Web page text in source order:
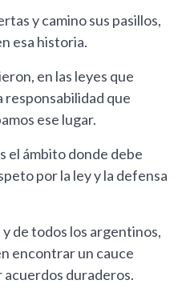
y camino sus pasillos,
esa historia.
en las leyes que
responsabilidad que
ese lugar.
el ámbito donde debe
por la ley y la defensa
y de todos los argentinos,
encontrar un cauce
duraderos.